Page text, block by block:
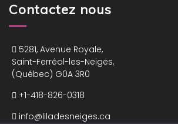
Contactez nous
5281, Avenue Royale,
Saint-Ferréol-les-Neiges,
(Québec) G0A 3R0
+1-418-826-0318
info@liladesneiges.ca